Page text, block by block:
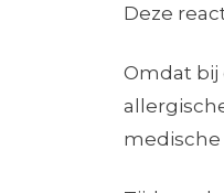
Deze
Omdat bij